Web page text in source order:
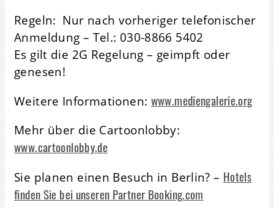
Regeln: Nur nach vorheriger telefonischer
Anmeldung – Tel.: 030-8866 5402
Es gilt die 2G Regelung – geimpft oder
genesen!
Weitere Informationen: www.mediengalerie.org
Mehr über die Cartoonlobby:
www.cartoonlobby.de
Sie planen einen Besuch in Berlin? – Hotels
finden Sie bei unseren Partner Booking.com